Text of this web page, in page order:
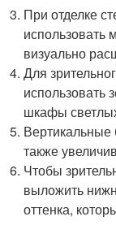
При отделке
использовать
визуально
Для
использовать
шкафы
Вертикальные
также
Чтобы
выложить
оттенка,